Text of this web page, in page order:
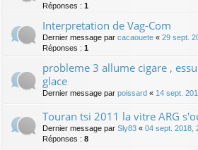
Réponses : 1
Interpretation de Vag-Com
Dernier message par cacaouete « 29 sept.
Réponses : 1
probleme 3 allume cigare ,
glace
Dernier message par poissard « 14 sept.
Touran tsi 2011 la vitre ARG
Dernier message par Sly83 « 04 sept. 2018,
Réponses : 8